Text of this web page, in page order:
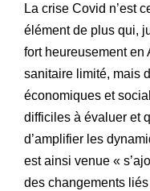
La crise Covid n’est
élément de plus qui,
fort heureusement en
sanitaire limité, mais
économiques et
difficiles à évaluer et
d’amplifier les
est ainsi venue «
des changements